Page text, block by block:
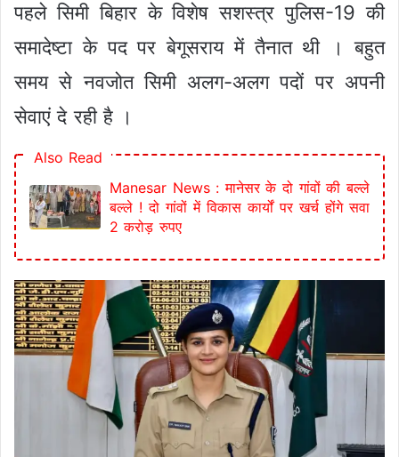
पहले सिमी बिहार के विशेष सशस्त्र पुलिस-19 की
समादेष्टा के पद पर बेगूसराय में तैनात थी । बहुत
समय से नवजोत सिमी अलग-अलग पदों पर अपनी
सेवाएं दे रही है ।
Also Read
Manesar News : मानेसर के दो गांवों की बल्ले
बल्ले ! दो गांवों में विकास कार्यों पर खर्च होंगे सवा
2 करोड़ रुपए